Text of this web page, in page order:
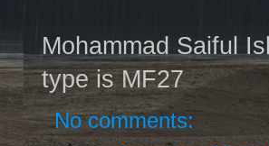
Mohammad Saiful
type is MF27
No comments: